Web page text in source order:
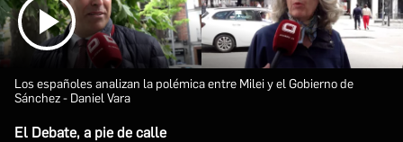
Los españoles analizan la polémica entre Milei y el Gobierno de
Sánchez
Daniel Vara
El Debate, a pie de calle